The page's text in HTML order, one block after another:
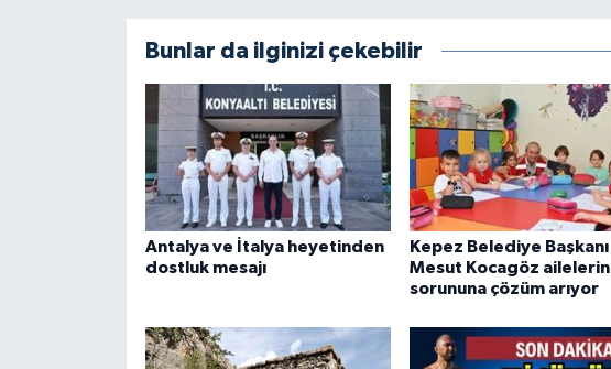
Bunlar da ilginizi çekebilir
Antalya ve İtalya heyetinden
dostluk mesajı
Kepez Belediye Başkanı
Mesut Kocagöz ailelerin
sorununa çözüm arıyor